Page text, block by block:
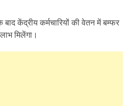
केंद्रीय कर्मचारियों की वेतन में बम्फर
मिलेंगा।